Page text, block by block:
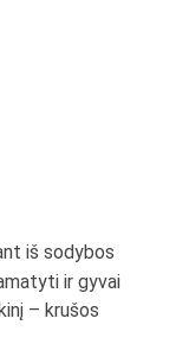
iš sodybos
ir gyvai
– krušos